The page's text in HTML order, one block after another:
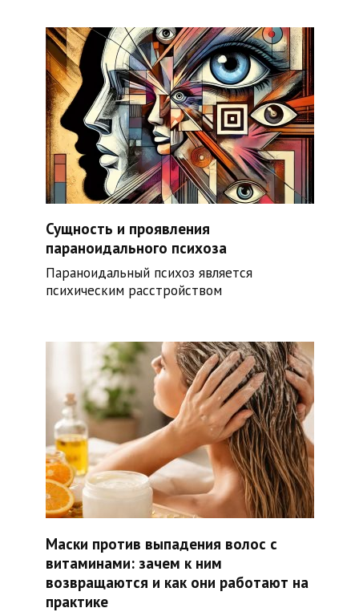
Сущность и проявления
параноидального психоза
Параноидальный психоз является
психическим расстройством
Маски против выпадения волос с
витаминами: зачем к ним
возвращаются и как они работают на
практике